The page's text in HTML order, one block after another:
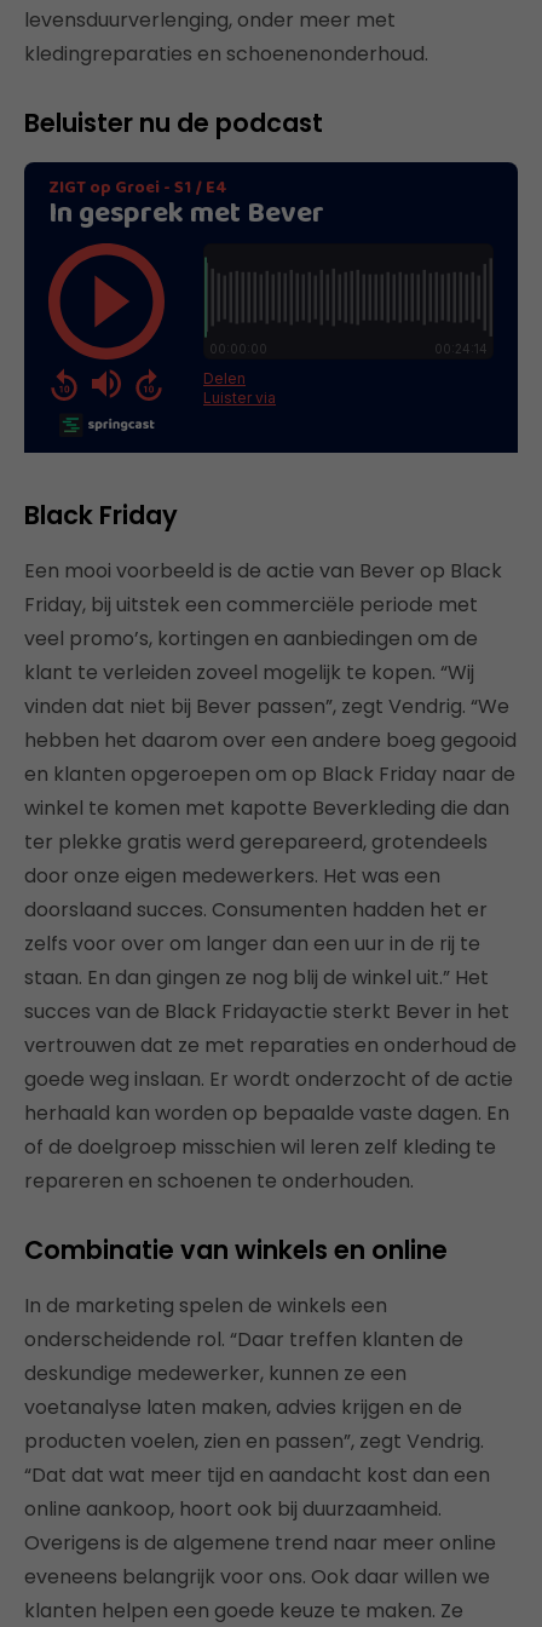
levensduurverlenging, onder meer met
kledingreparaties en schoenenonderhoud.
Beluister nu de podcast
Black Friday
Een mooi voorbeeld is de actie van Bever op Black
Friday, bij uitstek een commerciële periode met
veel promo’s, kortingen en aanbiedingen om de
klant te verleiden zoveel mogelijk te kopen. “Wij
vinden dat niet bij Bever passen”, zegt Vendrig. “We
hebben het daarom over een andere boeg gegooid
en klanten opgeroepen om op Black Friday naar de
winkel te komen met kapotte Beverkleding die dan
ter plekke gratis werd gerepareerd, grotendeels
door onze eigen medewerkers. Het was een
doorslaand succes. Consumenten hadden het er
zelfs voor over om langer dan een uur in de rij te
staan. En dan gingen ze nog blij de winkel uit.” Het
succes van de Black Fridayactie sterkt Bever in het
vertrouwen dat ze met reparaties en onderhoud de
goede weg inslaan. Er wordt onderzocht of de actie
herhaald kan worden op bepaalde vaste dagen. En
of de doelgroep misschien wil leren zelf kleding te
repareren en schoenen te onderhouden.
Combinatie van winkels en online
In de marketing spelen de winkels een
onderscheidende rol. “Daar treffen klanten de
deskundige medewerker, kunnen ze een
voetanalyse laten maken, advies krijgen en de
producten voelen, zien en passen”, zegt Vendrig.
“Dat dat wat meer tijd en aandacht kost dan een
online aankoop, hoort ook bij duurzaamheid.
Overigens is de algemene trend naar meer online
eveneens belangrijk voor ons. Ook daar willen we
klanten helpen een goede keuze te maken. Ze